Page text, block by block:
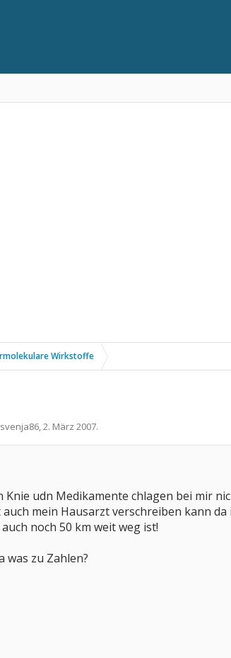
Wirkstoffe
svenja86,2. März 2007.
udn Medikamente chlagen bei mir
mein Hausarzt verschreiben kann
noch 50 km weit weg ist!
was zu Zahlen?